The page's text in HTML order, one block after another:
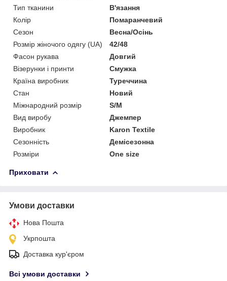
Тип тканини
В'язання
Колір
Помаранчевий
Сезон
Весна/Осінь
Розмір жіночого одягу (UA)
42/48
Фасон рукава
Довгий
Візерунки і принти
Смужка
Країна виробник
Туреччина
Стан
Новий
Міжнародний розмір
S/M
Вид виробу
Джемпер
Виробник
Karon Textile
Сезонність
Демісезонна
Розміри
One size
Приховати
Умови доставки
Нова Пошта
Укрпошта
Доставка кур'єром
Всі умови доставки